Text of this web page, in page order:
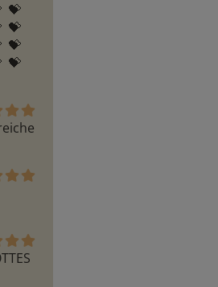
💝
💝
💝
💝